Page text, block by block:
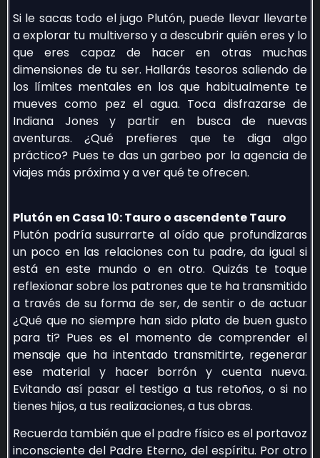
Si le sacas todo el jugo Plutón, puede llevar llevarte
a explorar tu multiverso y a descubrir quién eres y lo
que eres capaz de hacer en otras muchas
dimensiones de tu ser. Hallarás tesoros saliendo de
los límites mentales en los que habitualmente te
mueves como pez el agua. Toca disfrazarse de
Indiana Jones y partir en busca de nuevas
aventuras. ¿Qué prefieres que te diga algo
práctico? Pues te das un garbeo por la agencia de
viajes más próxima y a ver qué te ofrecen.
Plutón en Casa 10: Tauro o ascendente Tauro
Plutón podría susurrarte al oído que profundizaras
un poco en las relaciones con tu padre, da igual si
está en este mundo o en otro. Quizás te toque
reflexionar sobre los patrones que te ha transmitido
a través de su forma de ser, de sentir o de actuar
¿Qué que no siempre han sido plato de buen gusto
para ti? Pues es el momento de comprender el
mensaje que ha intentado transmitirte, regenerar
ese material y hacer borrón y cuenta nueva.
Evitando así pasar el testigo a tus retoños, o si no
tienes hijos, a tus realizaciones, a tus obras.
Recuerda también que el padre físico es el portavoz
inconsciente del Padre Eterno, del espíritu. Por otro